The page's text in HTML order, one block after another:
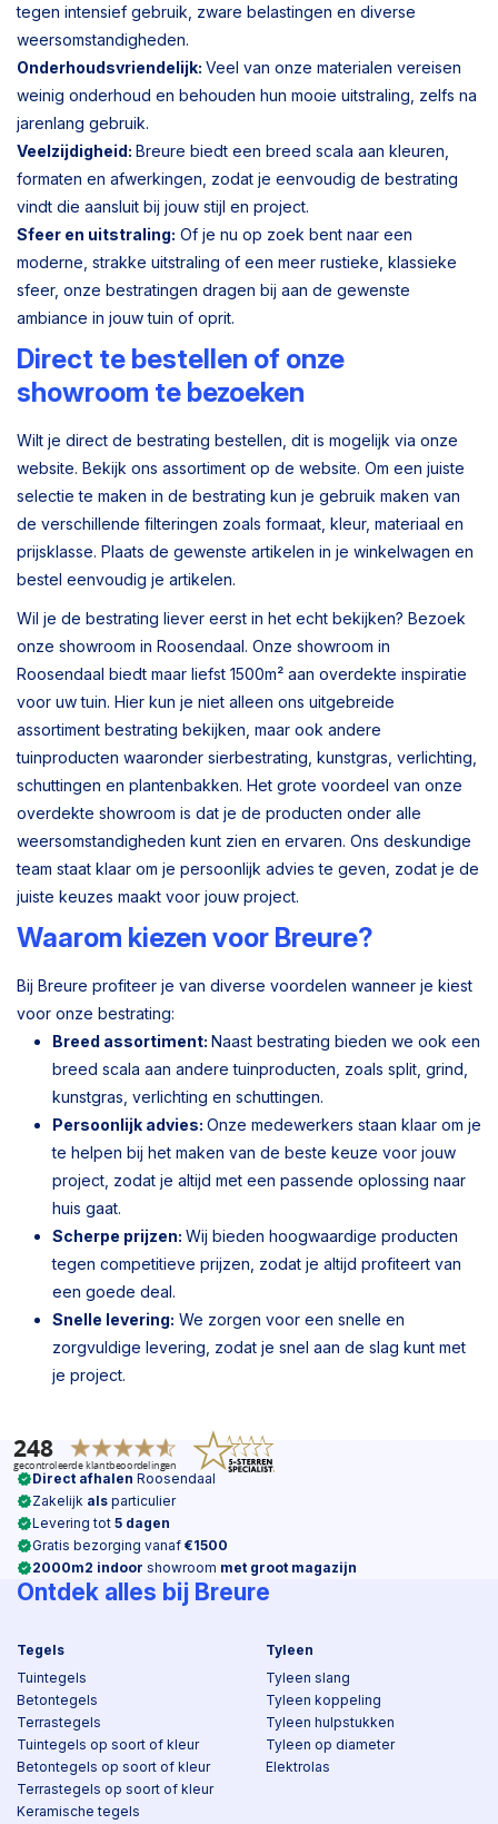
tegen intensief gebruik, zware belastingen en diverse
weersomstandigheden.
Onderhoudsvriendelijk: Veel van onze materialen vereisen
weinig onderhoud en behouden hun mooie uitstraling, zelfs na
jarenlang gebruik.
Veelzijdigheid: Breure biedt een breed scala aan kleuren,
formaten en afwerkingen, zodat je eenvoudig de bestrating
vindt die aansluit bij jouw stijl en project.
Sfeer en uitstraling: Of je nu op zoek bent naar een
moderne, strakke uitstraling of een meer rustieke, klassieke
sfeer, onze bestratingen dragen bij aan de gewenste
ambiance in jouw tuin of oprit.
Direct te bestellen of onze
showroom te bezoeken
Wilt je direct de bestrating bestellen, dit is mogelijk via onze
website. Bekijk ons assortiment op de website. Om een juiste
selectie te maken in de bestrating kun je gebruik maken van
de verschillende filteringen zoals formaat, kleur, materiaal en
prijsklasse. Plaats de gewenste artikelen in je winkelwagen en
bestel eenvoudig je artikelen.
Wil je de bestrating liever eerst in het echt bekijken? Bezoek
onze showroom in Roosendaal. Onze showroom in
Roosendaal biedt maar liefst 1500m² aan overdekte inspiratie
voor uw tuin. Hier kun je niet alleen ons uitgebreide
assortiment bestrating bekijken, maar ook andere
tuinproducten waaronder sierbestrating, kunstgras, verlichting,
schuttingen en plantenbakken. Het grote voordeel van onze
overdekte showroom is dat je de producten onder alle
weersomstandigheden kunt zien en ervaren. Ons deskundige
team staat klaar om je persoonlijk advies te geven, zodat je de
juiste keuzes maakt voor jouw project.
Waarom kiezen voor Breure?
Bij Breure profiteer je van diverse voordelen wanneer je kiest
voor onze bestrating:
Breed assortiment: Naast bestrating bieden we ook een
breed scala aan andere tuinproducten, zoals split, grind,
kunstgras, verlichting en schuttingen.
Persoonlijk advies: Onze medewerkers staan klaar om je
te helpen bij het maken van de beste keuze voor jouw
project, zodat je altijd met een passende oplossing naar
huis gaat.
Scherpe prijzen: Wij bieden hoogwaardige producten
tegen competitieve prijzen, zodat je altijd profiteert van
een goede deal.
Snelle levering: We zorgen voor een snelle en
zorgvuldige levering, zodat je snel aan de slag kunt met
je project.
Direct afhalen Roosendaal
Zakelijk als particulier
Levering tot 5 dagen
Gratis bezorging vanaf €1500
2000m2 indoor showroom met groot magazijn
Ontdek alles bij Breure
Tegels
Tuintegels
Betontegels
Terrastegels
Tuintegels op soort of kleur
Betontegels op soort of kleur
Terrastegels op soort of kleur
Keramische tegels
Tyleen
Tyleen slang
Tyleen koppeling
Tyleen hulpstukken
Tyleen op diameter
Elektrolas